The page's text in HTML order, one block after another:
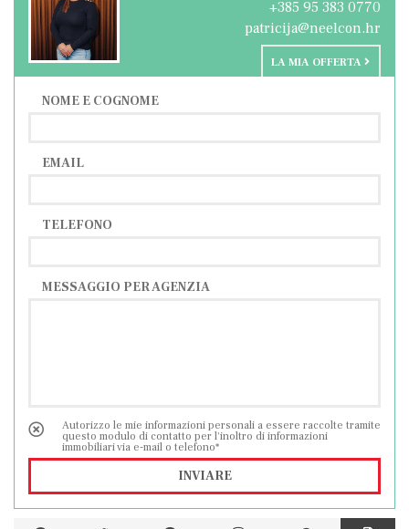
Distanza dall'autostrada: 5 km
+385 95 383 0770
patricija@neelcon.hr
LA MIA OFFERTA
NOME E COGNOME
EMAIL
TELEFONO
MESSAGGIO PER AGENZIA
Autorizzo le mie informazioni personali a essere raccolte tramite
questo modulo di contatto per l'inoltro di informazioni
immobiliari via e-mail o telefono*
INVIARE